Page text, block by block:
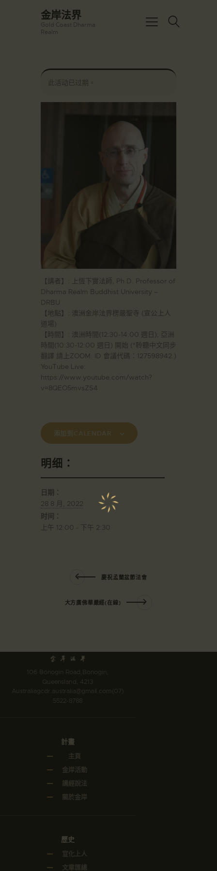
金岸法界
Gold Coast Dharma
Realm
主頁
講經說法
登录|LOGIN
此活动已过期。
【講者】: 上恆下實法師, Ph.D. Professor of
Dharma Realm Buddhist University –
DRBU
【地點】: 澳洲金岸法界楞嚴聖寺 (宣公上人
道場)
【時間】: 澳洲時間(12:30-14:00 週日); 亞洲
時間(10:30-12:00 週日) 開始 (*聆聽中文同步
翻譯 請上ZOOM. ID 會議代碼：127598942.​)
YouTube Live:
https://www.youtube.com/watch?
v=8QEO5mvsZS4
添加到CALENDAR
明细：
日期：
28 8 月, 2022
时间：
上午 12:00 - 下午 2:30
慶祝孟蘭盆節法會
大方廣佛華嚴經(在線)
106 Bonogin Road,Bonogin,
Queensland, 4213
Australia gcdr.australia@gmail.com (07)
5522-8788
計畫
主頁
金岸活動
講經說法
關於金岸
歷史
宣化上人
文章匯總
☀️法宴：華嚴經入法界品第三十九 ☀️
🙏講者：上恆下實法師 (Rev. Heng
Sure)
每周日，下午12：30 - 14：00
09:30 - 11:00pm Every Sat
https://drba-
👉Meeting ID 会议号：84914586289